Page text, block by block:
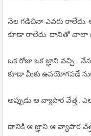
నెల గడిచినా ఎవరు రాలేదు.
కూడా రాలేదు. దానితో చాలా
ఒక రోజు ఒక జ్ఞాని వచ్చి...
కూడా మీకు ఉపయోగపడే
అప్పుడు ఆ వ్యాపార వేత్త..
దానికి ఆ జ్ఞాని ఆ వ్యాపార